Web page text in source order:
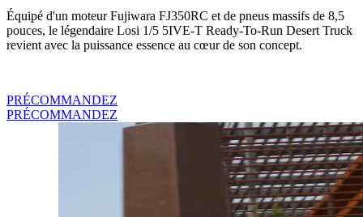
Équipé d'un moteur Fujiwara FJ350RC et de pneus massifs de 8,5
pouces, le légendaire Losi 1/5 5IVE-T Ready-To-Run Desert Truck
revient avec la puissance essence au cœur de son concept.
PRÉCOMMANDEZ
PRÉCOMMANDEZ